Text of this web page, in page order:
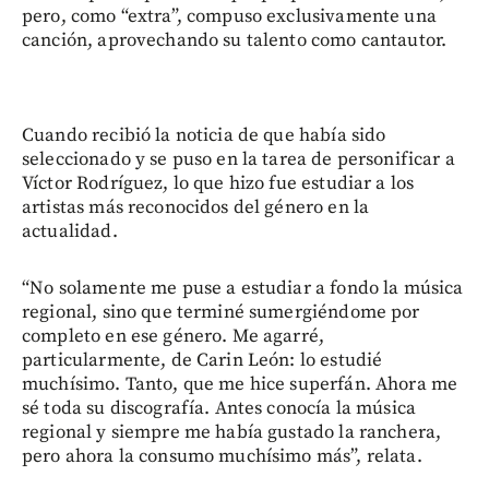
pero, como “extra”, compuso exclusivamente una
canción, aprovechando su talento como cantautor.
Cuando recibió la noticia de que había sido
seleccionado y se puso en la tarea de personificar a
Víctor Rodríguez, lo que hizo fue estudiar a los
artistas más reconocidos del género en la
actualidad.
“No solamente me puse a estudiar a fondo la música
regional, sino que terminé sumergiéndome por
completo en ese género. Me agarré,
particularmente, de Carin León: lo estudié
muchísimo. Tanto, que me hice superfán. Ahora me
sé toda su discografía. Antes conocía la música
regional y siempre me había gustado la ranchera,
pero ahora la consumo muchísimo más”, relata.